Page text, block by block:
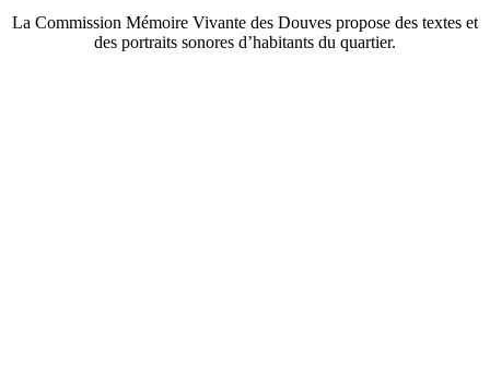
La Commission Mémoire Vivante des Douves propose des textes et
des portraits sonores d’habitants du quartier.